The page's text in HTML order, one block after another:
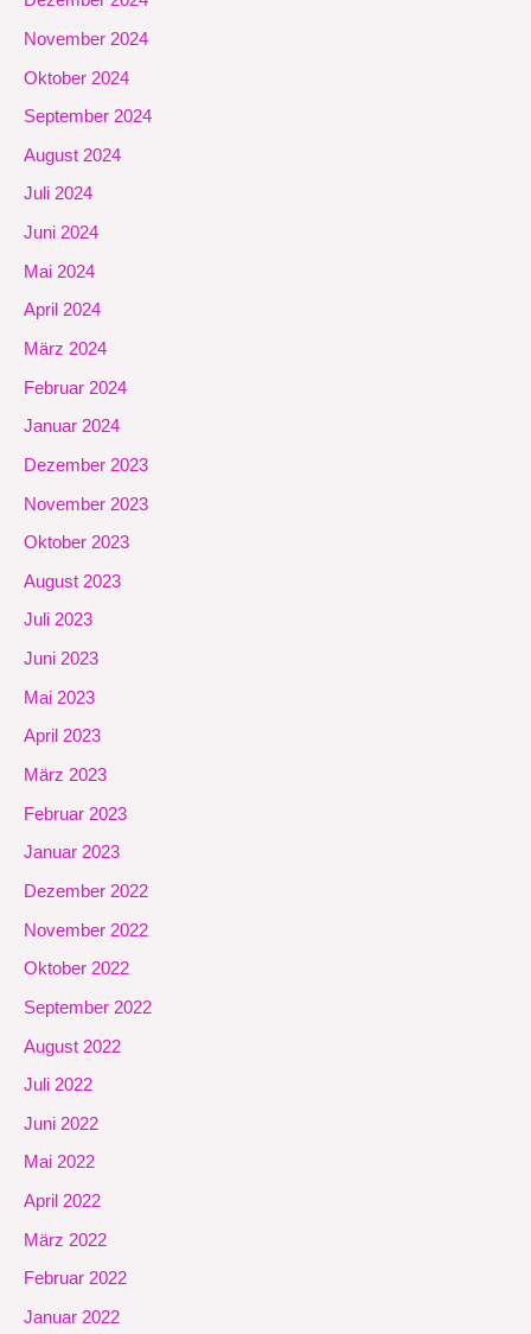
November 2024
Oktober 2024
September 2024
August 2024
Juli 2024
Juni 2024
Mai 2024
April 2024
März 2024
Februar 2024
Januar 2024
Dezember 2023
November 2023
Oktober 2023
August 2023
Juli 2023
Juni 2023
Mai 2023
April 2023
März 2023
Februar 2023
Januar 2023
Dezember 2022
November 2022
Oktober 2022
September 2022
August 2022
Juli 2022
Juni 2022
Mai 2022
April 2022
März 2022
Februar 2022
Januar 2022